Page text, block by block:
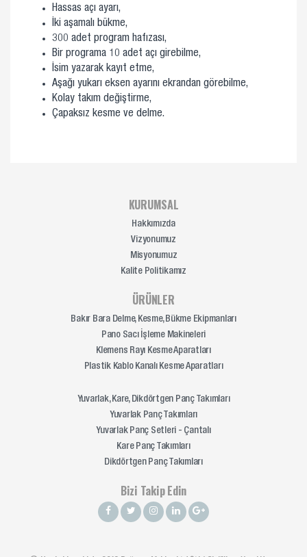
Hassas açı ayarı,
İki aşamalı bükme,
300 adet program hafızası,
Bir programa 10 adet açı girebilme,
İsim yazarak kayıt etme,
Aşağı yukarı eksen ayarını ekrandan görebilme,
Kolay takım değiştirme,
Çapaksız kesme ve delme.
KURUMSAL
Hakkımızda
Vizyonumuz
Misyonumuz
Kalite Politikamız
ÜRÜNLER
Bakır Bara Delme, Kesme, Bükme Ekipmanları
Pano Sacı İşleme Makineleri
Klemens Rayı Kesme Aparatları
Plastik Kablo Kanalı Kesme Aparatları
Yuvarlak, Kare, Dikdörtgen Panç Takımları
Yuvarlak Panç Takımları
Yuvarlak Panç Setleri - Çantalı
Kare Panç Takımları
Dikdörtgen Panç Takımları
Bizi Takip Edin